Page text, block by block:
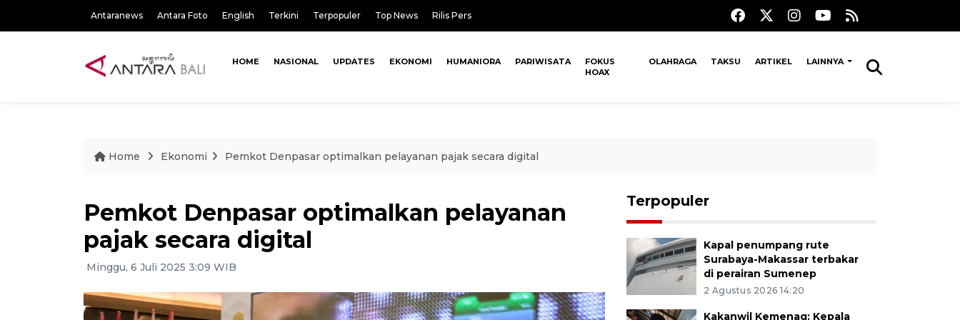
Antaranews Antara Foto English Terkini Terpopuler Top News Rilis Pers
HOME NASIONAL UPDATES EKONOMI HUMANIORA PARIWISATA
FOKUS
HOAX
OLAHRAGA TAKSU ARTIKEL LAINNYA
Home Ekonomi Pemkot Denpasar optimalkan pelayanan pajak secara digital
Pemkot Denpasar optimalkan pelayanan
pajak secara digital
Minggu, 6 Juli 2025 3:09 WIB
Terpopuler
Kapal penumpang rute
Surabaya-Makassar terbakar
di perairan Sumenep
2 Agustus 2026 14:20
Kakanwil Kemenag: Kepala